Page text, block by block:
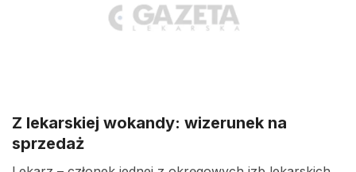
Z lekarskiej wokandy: wizerunek na
sprzedaż